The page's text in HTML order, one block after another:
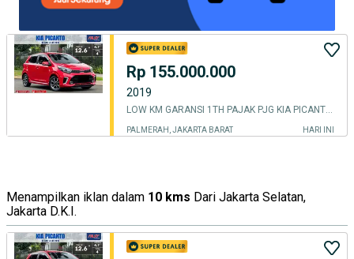
Rp 155.000.000
2019
LOW KM GARANSI 1TH PAJAK PJG KIA PICANTO GT LINE 2019 MATIC 1.2
PALMERAH, JAKARTA BARAT HARI INI
Menampilkan iklan dalam 10 kms Dari Jakarta Selatan,
Jakarta D.K.I.